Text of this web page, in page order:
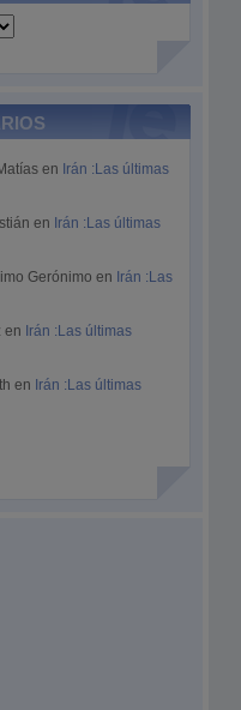
en Irán :Las últimas
en Irán :Las últimas
Gerónimo en Irán :Las
en Irán :Las últimas
en Irán :Las últimas